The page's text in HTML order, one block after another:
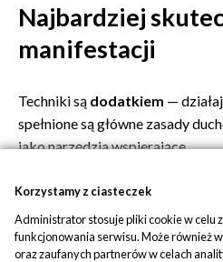
Najbardziej
manifestacji
Techniki są dodatkiem —
spełnione są główne zasady
jako narzędzia wspierające.
Manifestacja na
Prosta metoda polegająca na
zdania dokonanego („Mam”,
Korzystamy z ciasteczek
Administrator stosuje pliki cookie w celu
funkcjonowania serwisu. Może również
oraz zaufanych partnerów w celach